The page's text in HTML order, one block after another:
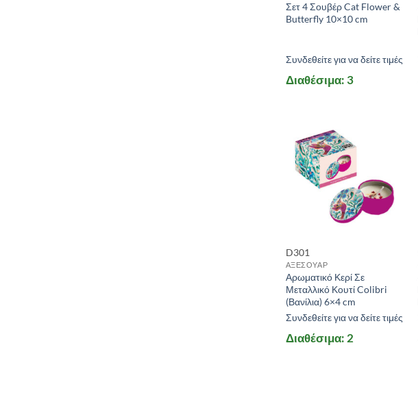
Σετ 4 Σουβέρ Cat Flower &
Butterfly 10×10 cm
Συνδεθείτε για να δείτε τιμές
Διαθέσιμα: 3
D301
ΑΞΕΣΟΥΑΡ
Αρωματικό Κερί Σε
Μεταλλικό Κουτί Colibri
(Βανίλια) 6×4 cm
Συνδεθείτε για να δείτε τιμές
Διαθέσιμα: 2